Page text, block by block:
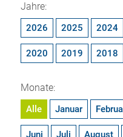
Jahre:
2026 2025 2024
2020 2019 2018
Monate:
Alle Januar
Juni Juli August